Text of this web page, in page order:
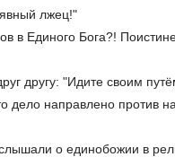
лжец!"
в Единого Бога?!
другу: "Идите своим
дело направлено против
о единобожии в